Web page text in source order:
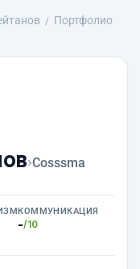
Портфолио
›Cosssma
КОММУНИКАЦИЯ
-/10